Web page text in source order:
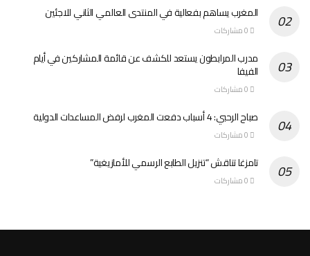
المغرب يساهم بفعالية في المنتدى العالمي الثاني للاجئين
مدرب المرابطون يستعد للكشف عن قائمة المشاركين في أيام
الفيفا
صباح الرحبي: 4 أسباب دفعت المغرب لرفض المساعدات الدولية
تامزغا تناقش “تنزيل الطابع الرسمي للأمازيغية”